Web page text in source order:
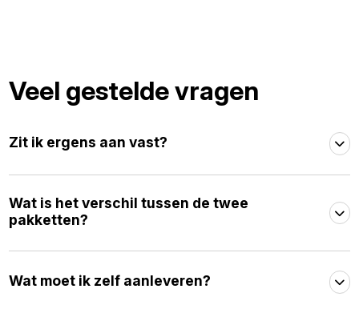
Veel gestelde vragen
Zit ik ergens aan vast?
Wat is het verschil tussen de twee
pakketten?
Wat moet ik zelf aanleveren?